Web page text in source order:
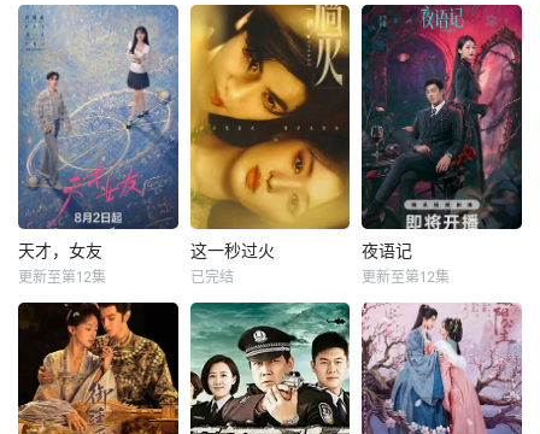
天才，女友
更新至第12集
这一秒过火
已完结
夜语记
更新至第12集